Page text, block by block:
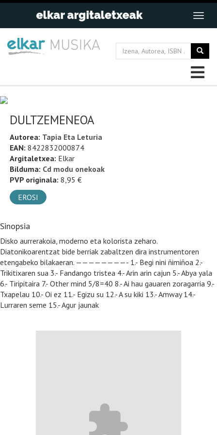
DULTZEMENEOA
Autorea: Tapia Eta Leturia
EAN: 8422832000874
Argitaletxea: Elkar
Bilduma: Cd modu onekoak
PVP originala: 8,95 €
EROSI
Sinopsia
Disko aurrerakoia, moderno eta kolorista zeharo.
Diatonikoarentzat bide berriak zabaltzen dira instrumentoren
etengabeko bilakaeran. ————————- 1.- Begi nini ñimiñoa 2.-
Trikitixaren sua 3.- Fandango tristea 4.- Arin arin cajun 5.- Abya yala
6.- Tiripitaira 7.- Other mind 5/8=40 8.- Ai hau gauaren zoragarria 9.-
Txapelau 10.- Oi ez 11.- Egizu su 12.- A su kiki 13.- Amway 14.-
Lurraren seme 15.- Agur jaunak